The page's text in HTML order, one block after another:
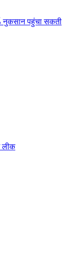
नुकसान पहुंचा सकती
लीक